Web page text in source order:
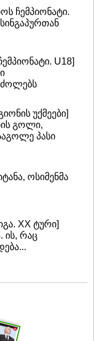
ჩემპიონატი.
U18]
უქმეები]
გოლი,
პასი
ოსიმენმა
XX ტური]
ის, რაც